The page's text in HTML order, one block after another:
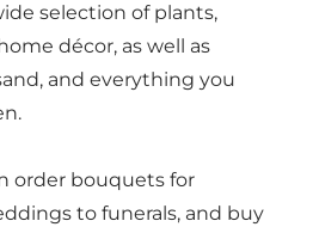
selection of plants,
décor, as well as
and everything you
order bouquets for
to funerals, and buy